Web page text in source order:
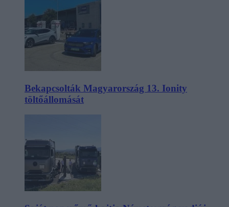
Bekapcsolták Magyarország 13. Ionity
töltőállomását